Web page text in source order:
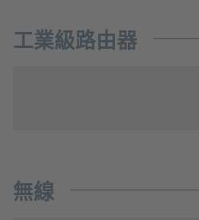
工業級路由器
無線